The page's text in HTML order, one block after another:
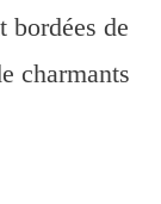
bordées de
charmants